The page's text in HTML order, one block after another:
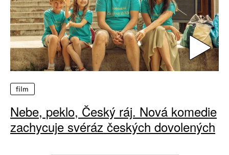
film
Nebe, peklo, Český ráj. Nová komedie
zachycuje svéráz českých dovolených